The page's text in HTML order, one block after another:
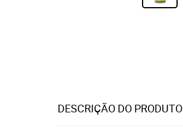
DESCRIÇÃO DO PRODUTO